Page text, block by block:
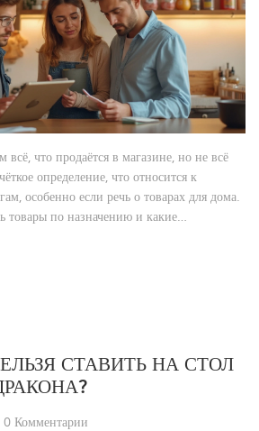
что продаётся в магазине, но не всё
определение, что относится к
особенно если речь о товарах для дома.
товары по назначению и какие
выборе подарков или оформлении
лайфхаками для разумного выбора
СТАВИТЬ НА СТОЛ
0 Комментарии